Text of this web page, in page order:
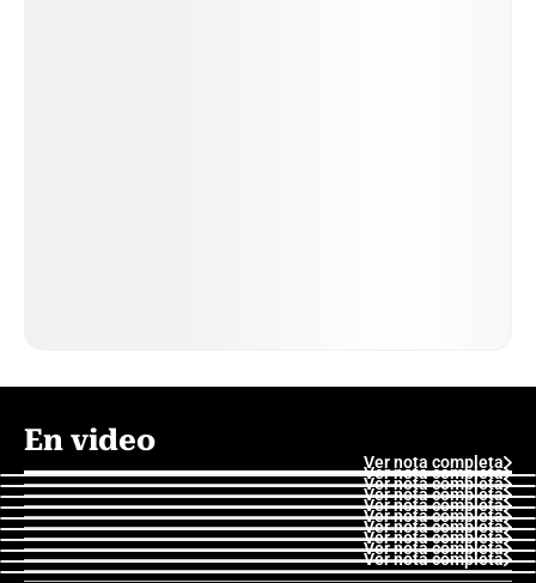
En video
Ver nota completa
Ver nota completa
Ver nota completa
Ver nota completa
Ver nota completa
Ver nota completa
Ver nota completa
Ver nota completa
Ver nota completa
Ver nota completa